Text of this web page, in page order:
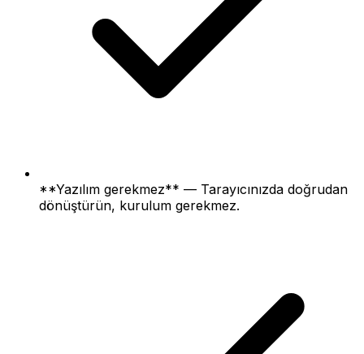
**Yazılım gerekmez** — Tarayıcınızda doğrudan
dönüştürün, kurulum gerekmez.